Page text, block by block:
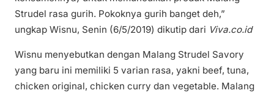
Strudel rasa gurih. Pokoknya gurih banget deh,”
ungkap Wisnu, Senin (6/5/2019) dikutip dari Viva.co.id
Wisnu menyebutkan dengan Malang Strudel Savory
yang baru ini memiliki 5 varian rasa, yakni beef, tuna,
chicken original, chicken curry dan vegetable. Malang